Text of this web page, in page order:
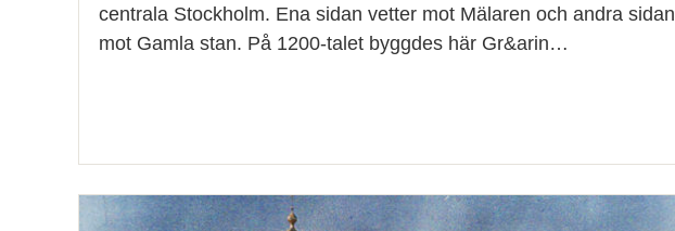
centrala Stockholm. Ena sidan vetter mot Mälaren och andra sidan
mot Gamla stan. På 1200-talet byggdes här Gr&arin…